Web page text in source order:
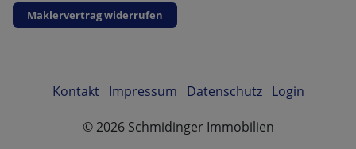
Maklervertrag widerrufen
Kontakt Impressum Datenschutz Login
©2026Schmidinger Immobilien